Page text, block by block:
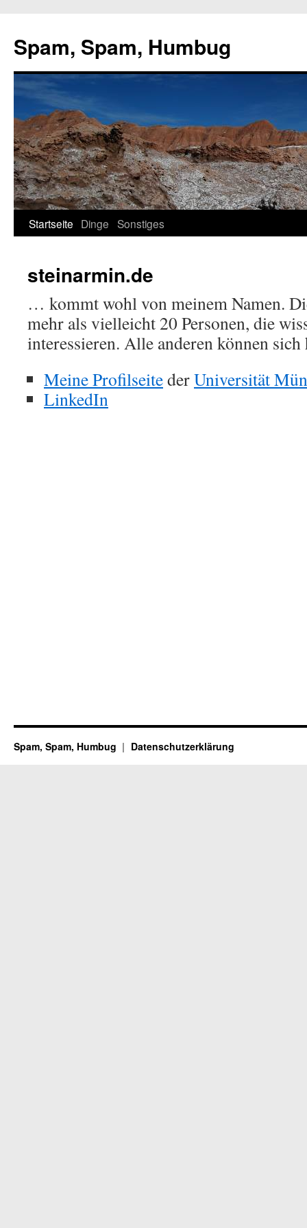
springen
Spam, Spam, Humbug
Startseite Dinge Sonstiges
steinarmin.de
… kommt wohl von meinem Namen.
mehr als vielleicht 20 Personen, die
interessieren. Alle anderen können
Meine ProfilseitederUniversität
LinkedIn
Spam, Spam, Humbug Datenschutzerklärung